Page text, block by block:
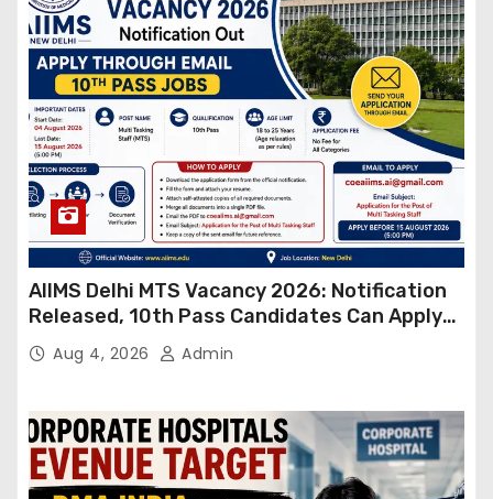
AIIMS Delhi MTS Vacancy 2026: Notification
Released, 10th Pass Candidates Can Apply
Through Email
Aug 4, 2026 Admin